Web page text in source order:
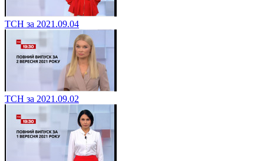
ТСН за 2021.09.04
ТСН за 2021.09.02